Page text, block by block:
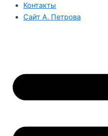
Контакты
Сайт А. Петрова